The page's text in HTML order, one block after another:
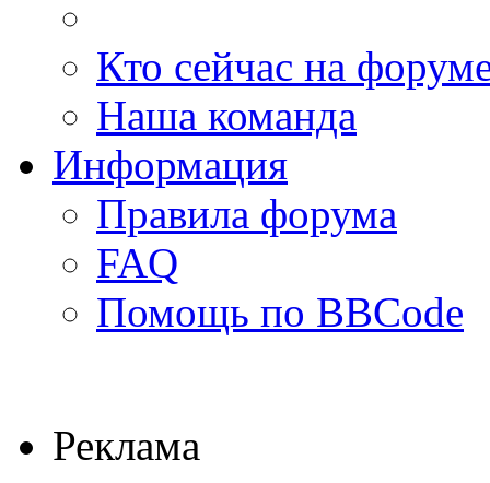
Кто сейчас на
Наша команда
Информация
Правила форума
FAQ
Помощь по BBCode
Реклама